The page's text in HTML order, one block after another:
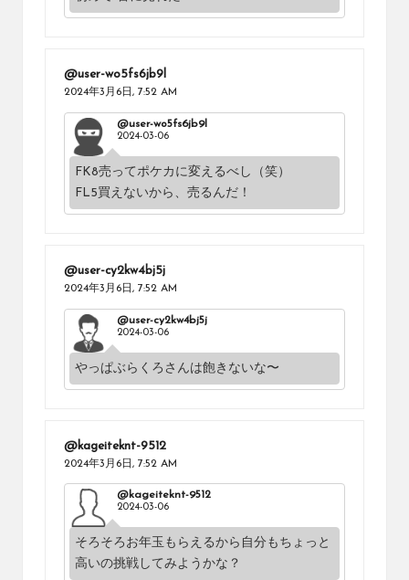
@user-wo5fs6jb9l
2024年3月6日, 7:52 AM
@user-wo5fs6jb9l
2024-03-06
FK8売ってポケカに変えるべし（笑）
FL5買えないから、売るんだ！
@user-cy2kw4bj5j
2024年3月6日, 7:52 AM
@user-cy2kw4bj5j
2024-03-06
やっぱぶらくろさんは飽きないな〜
@kageiteknt-9512
2024年3月6日, 7:52 AM
@kageiteknt-9512
2024-03-06
そろそろお年玉もらえるから自分もちょっと
高いの挑戦してみようかな？